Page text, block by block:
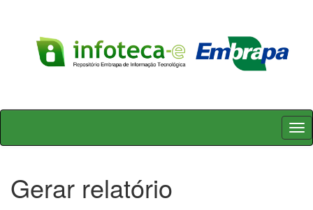
Skip
Gerar relatório